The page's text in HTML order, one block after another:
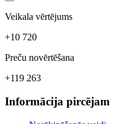
Veikala vērtējums
+10 720
Preču novērtēšana
+119 263
Informācija pircējam